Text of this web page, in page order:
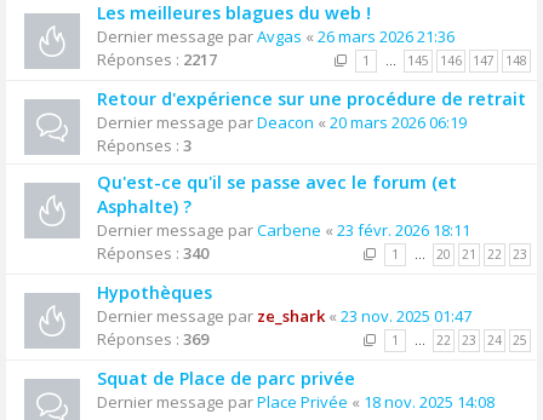
Les meilleures blagues du web !
Dernier message parAvgas « 26 mars 2026 21:36
Réponses : 2217 1 … 145 146 147 148
Retour d'expérience sur une procédure de retrait
Dernier message parDeacon « 20 mars 2026 06:19
Réponses : 3
Qu'est-ce qu'il se passe avec le forum (et
Asphalte) ?
Dernier message parCarbene « 23 févr. 2026 18:11
Réponses : 340 1 … 20 21 22 23
Hypothèques
Dernier message par ze_shark« 23 nov. 2025 01:47
Réponses : 369 1 … 22 23 24 25
Squat de Place de parc privée
Dernier message parPlace Privée « 18 nov. 2025 14:08